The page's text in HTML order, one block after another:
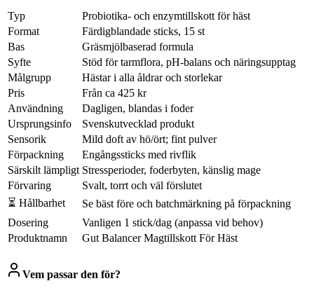
Typ
Probiotika- och enzymtillskott för häst
Format
Färdigblandade sticks, 15 st
Bas
Gräsmjölbaserad formula
Syfte
Stöd för tarmflora, pH-balans och näringsupptag
Målgrupp
Hästar i alla åldrar och storlekar
Pris
Från ca 425 kr
Användning
Dagligen, blandas i foder
Ursprungsinfo
Svenskutvecklad produkt
Sensorik
Mild doft av hö/ört; fint pulver
Förpackning
Engångssticks med rivflik
Särskilt lämpligt Stressperioder, foderbyten, känslig mage
Förvaring
Svalt, torrt och väl förslutet
⏳ Hållbarhet
Se bäst före och batchmärkning på förpackning
Dosering
Vanligen 1 stick/dag (anpassa vid behov)
Produktnamn
Gut Balancer Magtillskott För Häst
Vem passar den för?